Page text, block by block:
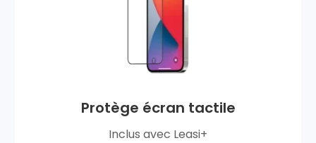
Protège écran tactile
Inclus avec Leasi+